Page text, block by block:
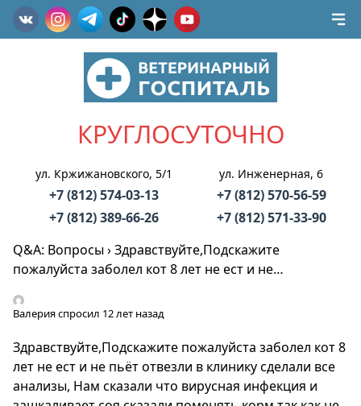
КРУГЛОСУТОЧНО
ул. Кржижановского, 5/1
+7 (812) 574-03-13
+7 (812) 389-66-26
ул. Инженерная, 6
+7 (812) 570-56-59
+7 (812) 571-33-90
Q&A: Вопросы›Здравствуйте,Подскажите
пожалуйста заболел кот 8 лет не ест и не…
Валерияспросил 12 лет назад
Здравствуйте,Подскажите пожалуйста заболел кот 8
лет не ест и не пьёт отвезли в клинику сделали все
анализы, Нам сказали что вирусная инфекция и